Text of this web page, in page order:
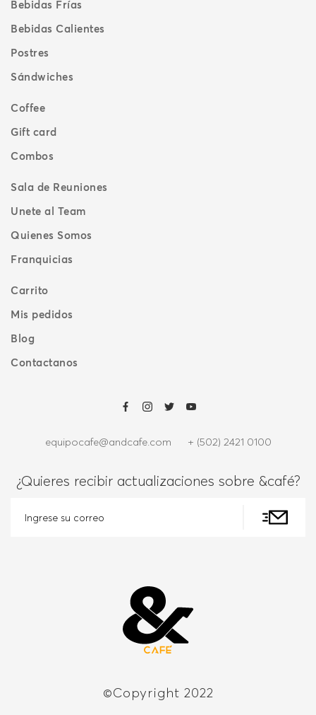
Bebidas Frías
Bebidas Calientes
Postres
Sándwiches
Coffee
Gift card
Combos
Sala de Reuniones
Unete al Team
Quienes Somos
Franquicias
Carrito
Mis pedidos
Blog
Contactanos
equipocafe@andcafe.com + (502) 2421 0100
¿Quieres recibir actualizaciones sobre &café?
©Copyright 2022